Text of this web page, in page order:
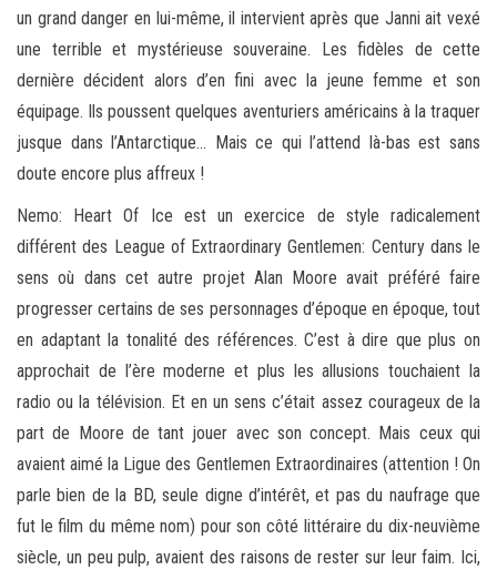
un grand danger en lui-même, il intervient après que Janni ait vexé
une terrible et mystérieuse souveraine. Les fidèles de cette
dernière décident alors d’en fini avec la jeune femme et son
équipage. Ils poussent quelques aventuriers américains à la traquer
jusque dans l’Antarctique… Mais ce qui l’attend là-bas est sans
doute encore plus affreux !
Nemo: Heart Of Ice est un exercice de style radicalement
différent des League of Extraordinary Gentlemen: Century dans le
sens où dans cet autre projet Alan Moore avait préféré faire
progresser certains de ses personnages d’époque en époque, tout
en adaptant la tonalité des références. C’est à dire que plus on
approchait de l’ère moderne et plus les allusions touchaient la
radio ou la télévision. Et en un sens c’était assez courageux de la
part de Moore de tant jouer avec son concept. Mais ceux qui
avaient aimé la Ligue des Gentlemen Extraordinaires (attention ! On
parle bien de la BD, seule digne d’intérêt, et pas du naufrage que
fut le film du même nom) pour son côté littéraire du dix-neuvième
siècle, un peu pulp, avaient des raisons de rester sur leur faim. Ici,